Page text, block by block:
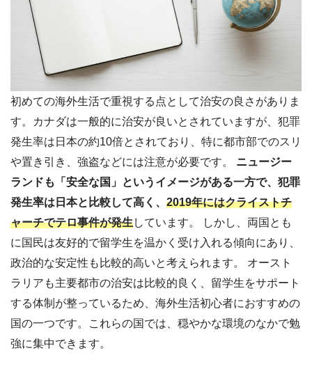
初めての海外生活で重視する点として治安の良さがありま
す。カナダは一般的に治安が良いとされていますが、犯罪
発生率は日本の約10倍とされており、特に都市部でのスリ
や置き引き、強盗などには注意が必要です。 ニュージー
ランドも「安全な国」というイメージがある一方で、犯罪
発生率は日本と比較して高く、 2019年にはクライストチ
ャーチでテロ事件が発生しています。 しかし、両国とも
に国民は友好的で留学生を温かく受け入れる傾向にあり、
政治的な安定性も比較的高いと考えられます。 オースト
ラリアも主要都市の治安は比較的良く、留学生をサポート
する体制が整っているため、海外生活初心者におすすめの
国の一つです。これらの国では、穏やかな環境のなかで勉
強に集中できます。